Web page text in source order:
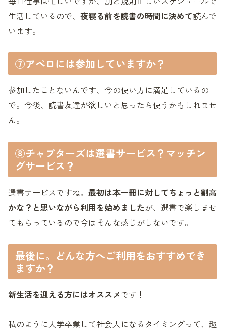
生活しているので、 夜寝る前を読書の時間に決めて読んで
います。
⑦アペロには参加していますか？
参加したことないんです、今の使い方に満足しているの
で。今後、読書友達が欲しいと思ったら使うかもしれませ
ん。
⑧チャプターズは選書サービス？マッチン
グサービス？
選書サービスですね。 最初は本一冊に対してちょっと割高
かな？と思いながら利用を始めましたが、選書で楽しませ
てもらっているので今はそんな感じがしないです。
最後に。どんな方へご利用をおすすめでき
ますか？
新生活を迎える方にはオススメです！
私のように大学卒業して社会人になるタイミングって、趣